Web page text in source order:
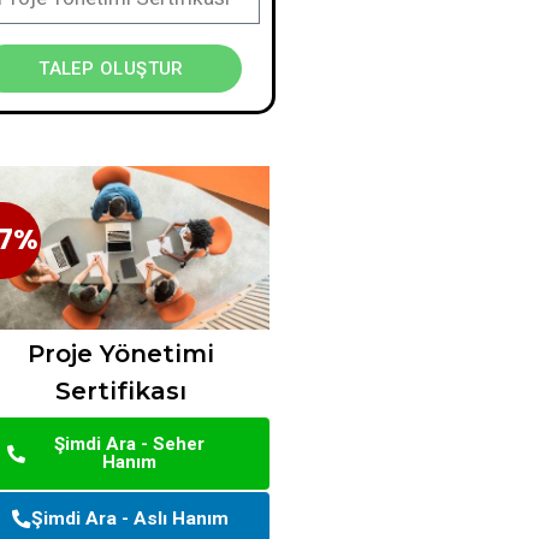
TALEP OLUŞTUR
Proje Yönetimi
Sertifikası
Şimdi Ara - Seher
Hanım
Şimdi Ara - Aslı Hanım